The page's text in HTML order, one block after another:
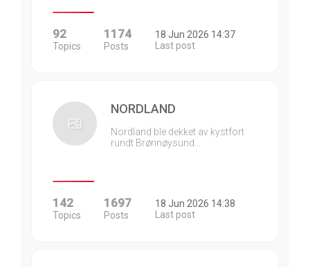
92
Topics
1174
Posts
18 Jun 2026 14:37
Last post
NORDLAND
Nordland ble dekket av kystfort
rundt Brønnøysund…
142
Topics
1697
Posts
18 Jun 2026 14:38
Last post